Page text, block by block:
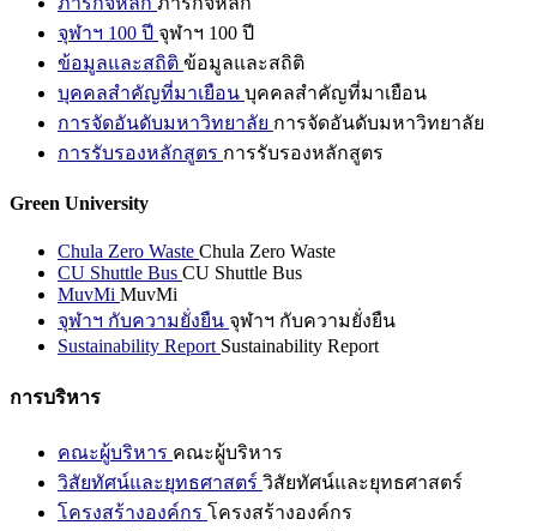
จุฬาฯ 100 ปี จุฬาฯ 100 ปี
ข้อมูลและสถิติ ข้อมูลและสถิติ
บุคคลสำคัญที่มาเยือน บุคคลสำคัญที่มาเยือน
การจัดอันดับมหาวิทยาลัย การจัดอันดับมหาวิทยาลัย
การรับรองหลักสูตร การรับรองหลักสูตร
Green University
Chula Zero Waste Chula Zero Waste
CU Shuttle Bus CU Shuttle Bus
MuvMi MuvMi
จุฬาฯ กับความยั่งยืน จุฬาฯ กับความยั่งยืน
Sustainability Report Sustainability Report
การบริหาร
คณะผู้บริหาร คณะผู้บริหาร
วิสัยทัศน์และยุทธศาสตร์ วิสัยทัศน์และยุทธศาสตร์
โครงสร้างองค์กร โครงสร้างองค์กร